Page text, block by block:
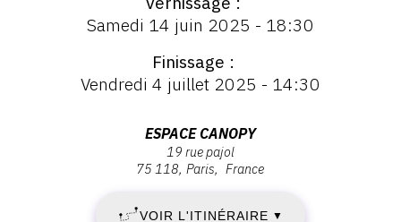
SUIVEZ-NOUS
INSTAGRAM
TWITTER
PINTEREST
:
SAMEDI
14
JUIN
2025
-
Samedi 14 juin 2025 - 18:30
Finissage
Vendredi 4 juillet 2025 - 14:30
ESPACE CANOPY
19 rue pajol
75 118 Paris France
VOIR L'ITINÉRAIRE ▼